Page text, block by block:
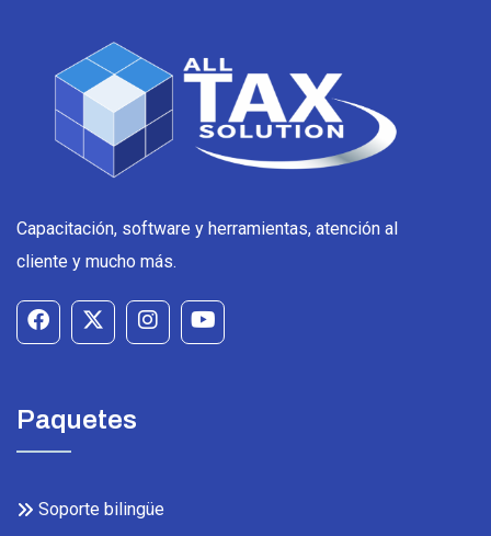
Capacitación, software y herramientas, atención al
cliente y mucho más.
Paquetes
Soporte bilingüe